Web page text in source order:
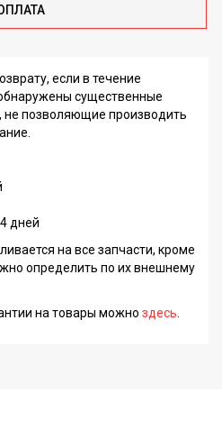
если в течение
существенные
не позволяющие производить
дней
на все запчасти, кроме
определить по их внешнему
на товары можно здесь.